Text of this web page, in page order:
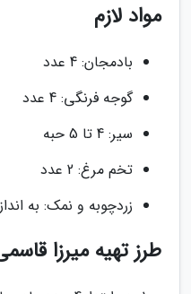
مواد لازم
بادمجان: 4 عدد
گوجه فرنگی: 4 عدد
سیر: 4 تا 5 حبه
تخم مرغ: 2 عدد
زردچوبه و نمک: به
طرز تهیه میرزا